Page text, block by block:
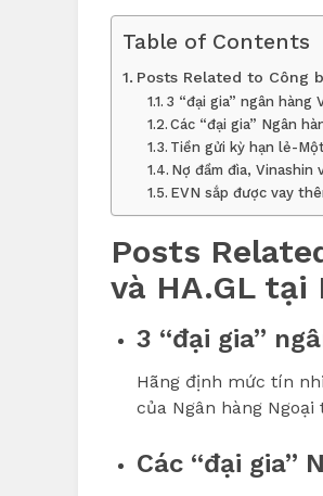
Table of Contents
Posts Related to Công
3 “đại gia” ngân hàng
Các “đại gia” Ngân
Tiền gửi kỳ hạn lẻ-
Nợ đầm đìa, Vinashin
EVN sắp được vay
Posts
và HA.GL tại
3 “đại gia”
Hãng định mức tín
của Ngân hàng
Các “đại gia”